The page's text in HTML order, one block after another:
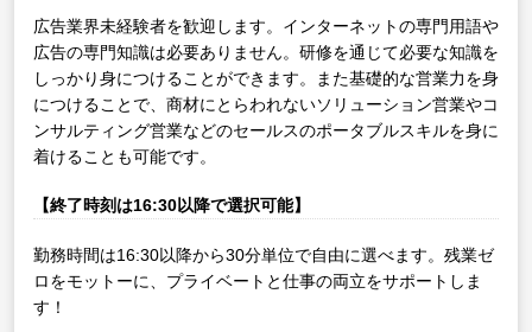
広告業界未経験者を歓迎します。インターネットの専門用語や
広告の専門知識は必要ありません。研修を通じて必要な知識を
しっかり身につけることができます。また基礎的な営業力を身
につけることで、商材にとらわれないソリューション営業やコ
ンサルティング営業などのセールスのポータブルスキルを身に
着けることも可能です。
【終了時刻は16:30以降で選択可能】
勤務時間は16:30以降から30分単位で自由に選べます。残業ゼ
ロをモットーに、プライベートと仕事の両立をサポートしま
す！